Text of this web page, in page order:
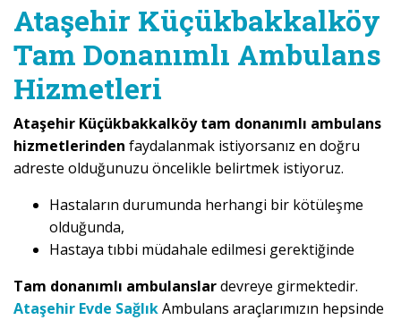
Ataşehir Küçükbakkalköy
Tam Donanımlı Ambulans
Hizmetleri
Ataşehir Küçükbakkalköy tam donanımlı ambulans
hizmetlerinden faydalanmak istiyorsanız en doğru
adreste olduğunuzu öncelikle belirtmek istiyoruz.
Hastaların durumunda herhangi bir kötüleşme
olduğunda,
Hastaya tıbbi müdahale edilmesi gerektiğinde
Tam donanımlı ambulanslardevreye girmektedir.
Ataşehir Evde SağlıkAmbulans araçlarımızın hepsinde